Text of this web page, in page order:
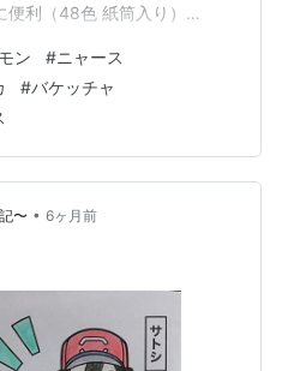
利（48色 紙筒入り）
ン #ニャース
#バケッチャ
〜 • 6ヶ月前